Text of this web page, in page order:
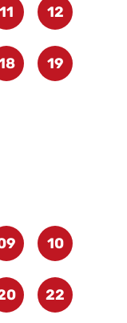
11 12
19
10
22